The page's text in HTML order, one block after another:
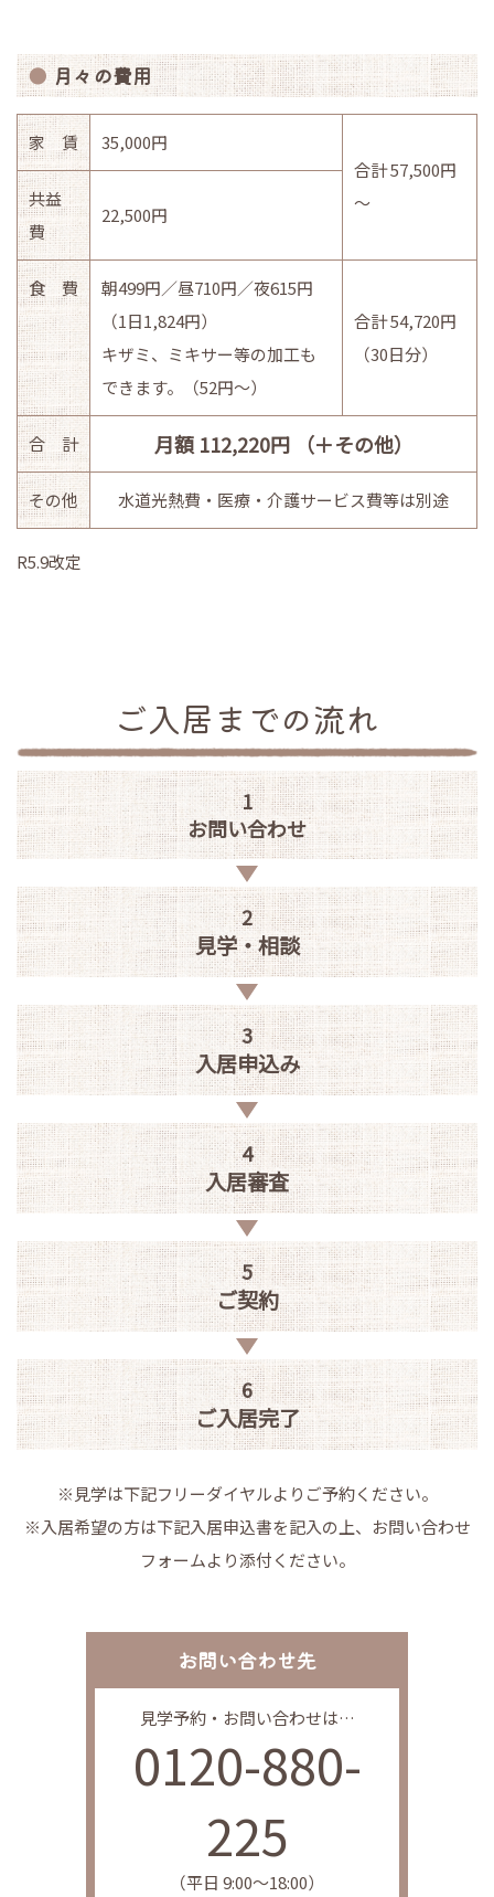
月々の費用
家 賃
35,000円
合計 57,500円
～
共益
費
22,500円
食 費
朝499円／昼710円／夜615円
（1日1,824円）
キザミ、ミキサー等の加工も
できます。（52円～）
合計 54,720円
（30日分）
合 計 月額 112,220円 （＋その他）
その他 水道光熱費・医療・介護サービス費等は別途
R5.9改定
ご入居までの流れ
1
お問い合わせ
2
見学・相談
3
入居申込み
4
入居審査
5
ご契約
6
ご入居完了
※見学は下記フリーダイヤルよりご予約ください。
※入居希望の方は下記入居申込書を記入の上、お問い合わせ
フォームより添付ください。
お問い合わせ先
見学予約・お問い合わせは…
0120-880-
225
（平日 9:00〜18:00）